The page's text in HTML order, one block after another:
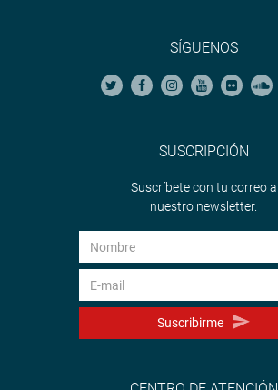
SÍGUENOS
SUSCRIPCIÓN
Suscríbete con tu correo a
nuestro newsletter.
Suscribirme